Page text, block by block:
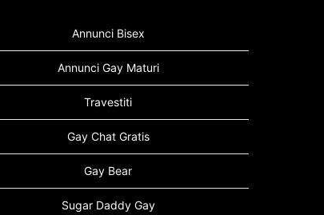
Annunci Bisex
Annunci Gay Maturi
Travestiti
Gay Chat Gratis
Gay Bear
Sugar Daddy Gay